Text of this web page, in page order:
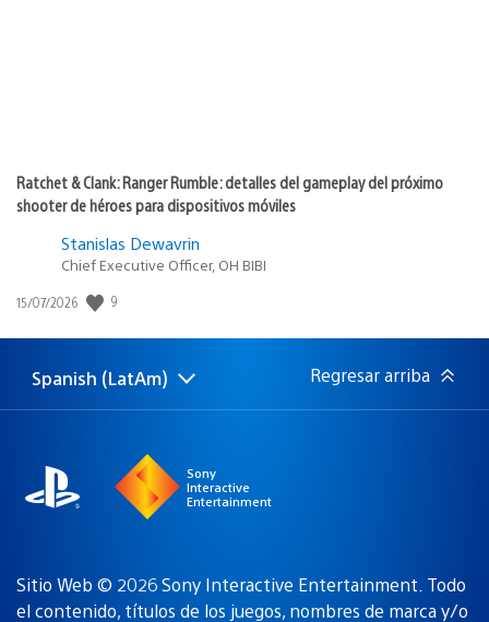
Ratchet & Clank: Ranger Rumble: detalles del gameplay del próximo
shooter de héroes para dispositivos móviles
Stanislas Dewavrin
Chief Executive Officer, OH BIBI
Fecha
publicación:
15/07/2026 9
Elige
una
Región
actual:
Spanish (LatAm) Regresar arriba
Sony
Interactive
Entertainment
Sitio Web © 2026 Sony Interactive Entertainment. Todo
el contenido, títulos de los juegos, nombres de marca y/o